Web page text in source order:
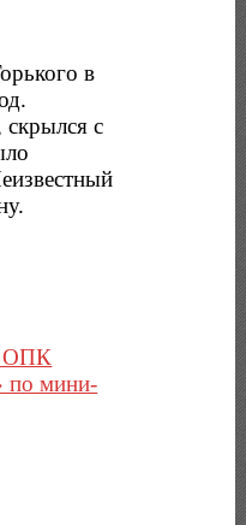
в
скрылся с
ОПК
по мини-